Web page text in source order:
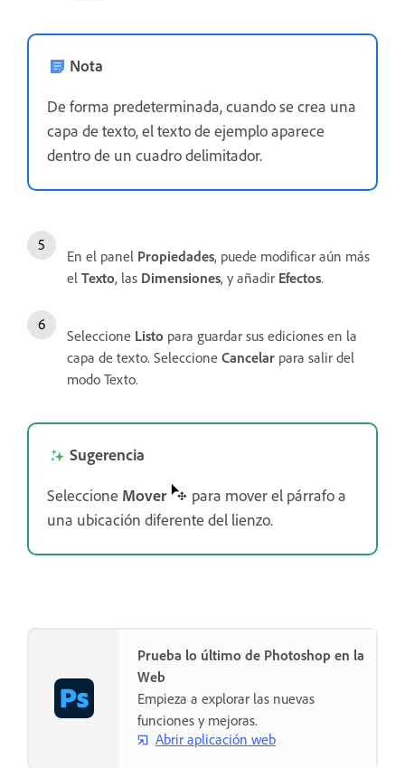
Nota
De forma predeterminada, cuando se crea una
capa de texto, el texto de ejemplo aparece
dentro de un cuadro delimitador.
En el panel Propiedades, puede modificar aún más
el Texto, las Dimensiones, y añadir Efectos.
Seleccione Listo para guardar sus ediciones en la
capa de texto. Seleccione Cancelar para salir del
modo Texto.
Sugerencia
Seleccione Mover
para mover el párrafo a
una ubicación diferente del lienzo.
Prueba lo último de Photoshop en la
Web
Empieza a explorar las nuevas
funciones y mejoras.
Abrir aplicación web